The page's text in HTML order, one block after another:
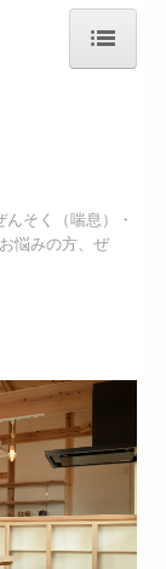
んそく（喘息）・
悩みの方、ぜ